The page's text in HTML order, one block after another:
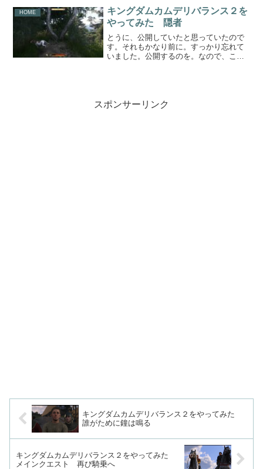
前、食い殺された恨みは忘れられませ
ん。野犬撲滅キャンペーンを...
HOME
キングダムカムデリバランス２を
やってみた 隠者
とうに、公開していたと思っていたので
す。それもかなり前に。すっかり忘れて
いました。公開するのを。なので、この
スポンサーリンク
キングダムカムデリバランス２をやってみた
誰がために鐘は鳴る
キングダムカムデリバランス２をやってみた
メインクエスト 再び騎乗へ